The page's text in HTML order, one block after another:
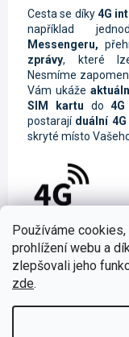
Používáme
prohlížení webu a
zlepšovali jeho
zde.
Cesta se díky4G
například
Messengeru,
zprávy, které
Nesmíme
Vám ukáže
SIM kartu do
postarají duální
skryté místo
Muzika z
Při poslechu
připojení nebudete
Svou oblíbenou